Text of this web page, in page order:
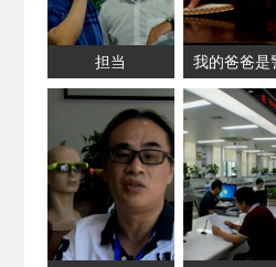
担当 我的爸爸是